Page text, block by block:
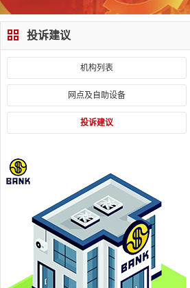
投诉建议
机构列表
网点及自助设备
投诉建议